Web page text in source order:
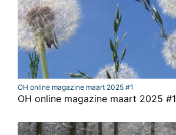
OH online magazine maart 2025 #1
OH online magazine maart 2025 #1